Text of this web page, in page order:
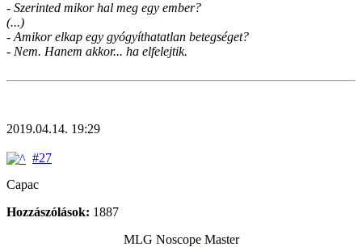
- Szerinted mikor hal meg egy ember?
(...)
- Amikor elkap egy gyógyíthatatlan betegséget?
- Nem. Hanem akkor... ha elfelejtik.
2019.04.14. 19:29
#27
Capac
Hozzászólások: 1887
MLG Noscope Master